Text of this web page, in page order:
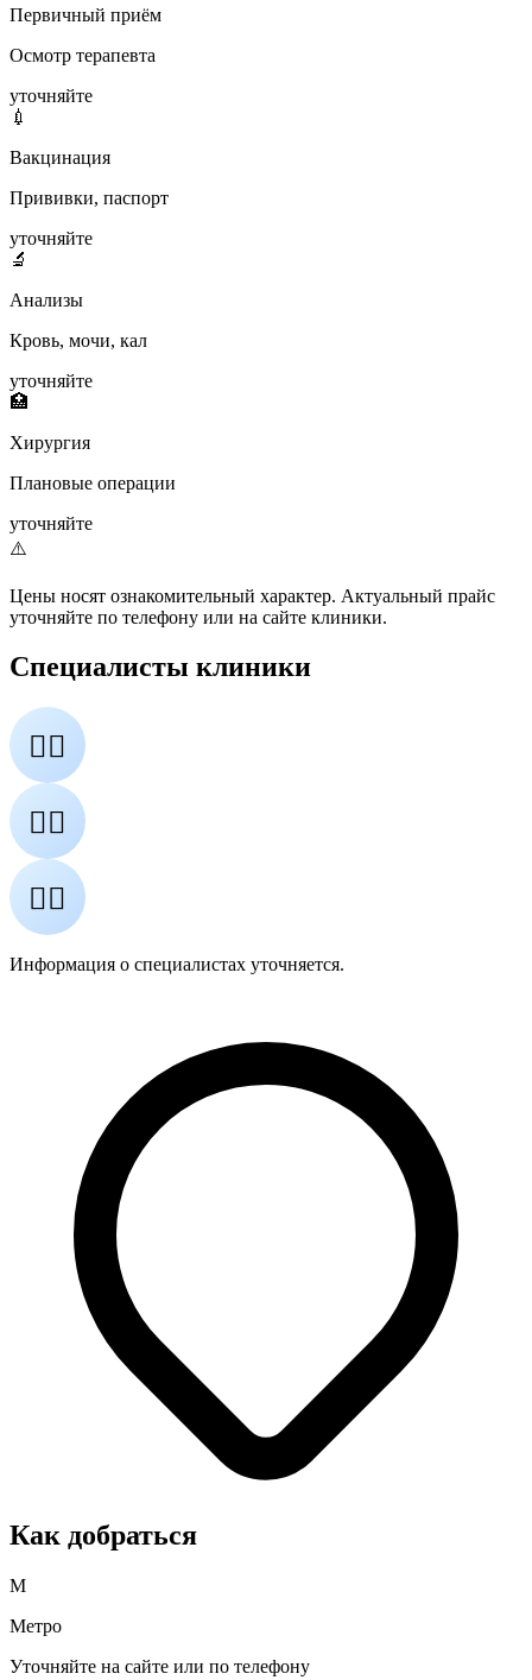
Первичный приём
Осмотр терапевта
уточняйте
💉
Вакцинация
Прививки, паспорт
уточняйте
🔬
Анализы
Кровь, мочи, кал
уточняйте
🏥
Хирургия
Плановые операции
уточняйте
⚠️
Цены носят ознакомительный характер. Актуальный прайс
уточняйте по телефону или на сайте клиники.
Специалисты клиники
👨‍⚕️
👩‍⚕️
👨‍⚕️
Информация о специалистах уточняется.
Как добраться
М
Метро
Уточняйте на сайте или по телефону